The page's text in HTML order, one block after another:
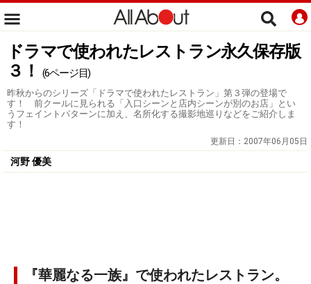
ドラマで使われたレストラン永久保存版
３！
(6ページ目)
昨秋からのシリーズ「ドラマで使われたレストラン」第３弾の登場で
す！ 前クールに見られる「入口シーンと店内シーンが別のお店」とい
うフェイントパターンに加え、名所化する撮影地巡りなどをご紹介しま
す！
更新日： 2007年06月05日
河野 優美
『華麗なる一族』で使われたレストラン。